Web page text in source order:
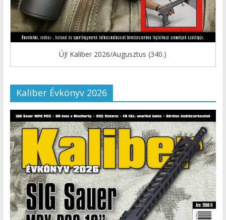
ÚJ! Kaliber 2026/Augusztus (340.)
Kaliber Évkönyv 2026